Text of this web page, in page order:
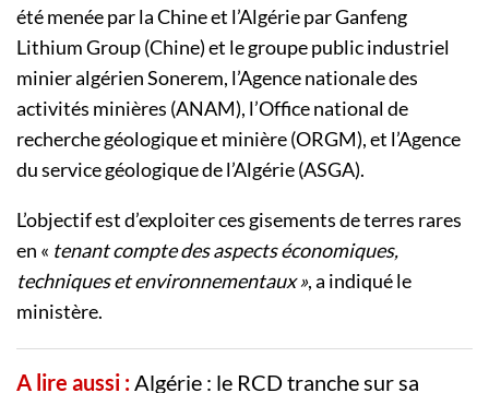
été menée par la Chine et l’Algérie par Ganfeng
Lithium Group (Chine) et le groupe public industriel
minier algérien Sonerem, l’Agence nationale des
activités minières (ANAM), l’Office national de
recherche géologique et minière (ORGM), et l’Agence
du service géologique de l’Algérie (ASGA).
L’objectif est d’exploiter ces gisements de terres rares
en « tenant compte des aspects économiques,
techniques et environnementaux », a indiqué le
ministère.
A lire aussi :Algérie : le RCD tranche sur sa